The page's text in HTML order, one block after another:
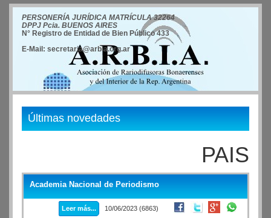
PERSONERÍA JURÍDICA MATRÍCULA 32264
DPPJ Pcia. BUENOS AIRES
N° Registro de Entidad de Bien Público 433
E-Mail: secretaria@arbia.org.ar
Últimas novedades
PAIS
Academia Nacional de Periodismo
Leer más... 10/06/2023 (6863)